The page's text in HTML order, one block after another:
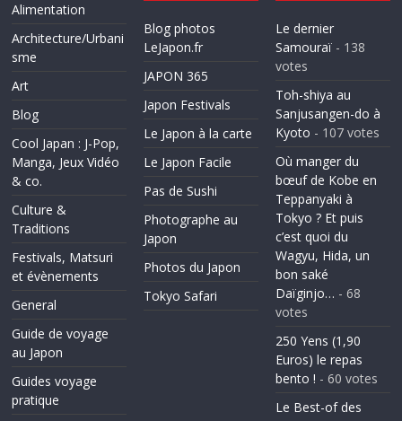
Alimentation
Architecture/Urbani
sme
Art
Blog
Cool Japan : J-Pop,
Manga, Jeux Vidéo
& co.
Culture &
Traditions
Festivals, Matsuri
et évènements
General
Guide de voyage
au Japon
Guides voyage
pratique
Blog photos
LeJapon.fr
JAPON 365
Japon Festivals
Le Japon à la carte
Le Japon Facile
Pas de Sushi
Photographe au
Japon
Photos du Japon
Tokyo Safari
Le dernier
Samouraï- 138
votes
Toh-shiya au
Sanjusangen-do à
Kyoto - 107 votes
Où manger du
bœuf de Kobe en
Teppanyaki à
Tokyo ? Et puis
c’est quoi du
Wagyu, Hida, un
bon saké
Daïginjo… - 68
votes
250 Yens (1,90
Euros) le repas
bento ! - 60 votes
Le Best-of des